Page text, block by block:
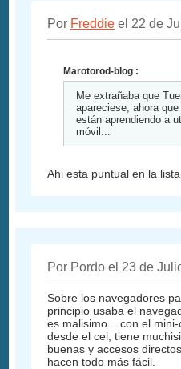
Por Freddie el 22 de
Marotorod-blog :
Me extrañaba que
apareciese, ahora
están aprendiendo a
móvil...
Ahi esta puntual en la lista.
Por Pordo el 23 de
Sobre los navegadores
principio usaba el
es malisimo... con el
desde el cel, tiene
buenas y accesos
hacen todo más fácil.